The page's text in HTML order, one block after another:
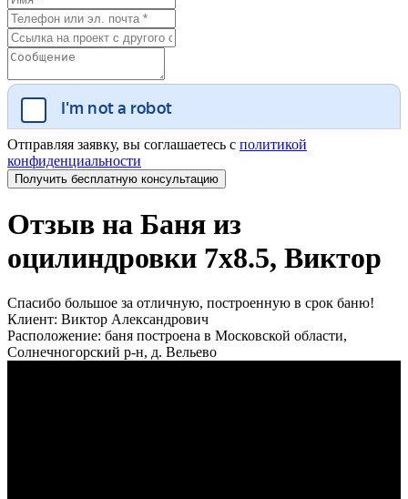
Отправляя заявку, вы соглашаетесь с политикой
конфиденциальности
Отзыв на Баня из
оцилиндровки 7x8.5, Виктор
Спасибо большое за отличную, построенную в срок баню!
Клиент: Виктор Александрович
Расположение: баня построена в Московской области,
Солнечногорский р-н, д. Вельево